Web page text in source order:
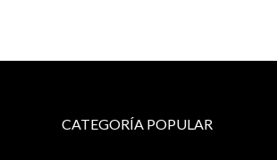
CATEGORÍA POPULAR